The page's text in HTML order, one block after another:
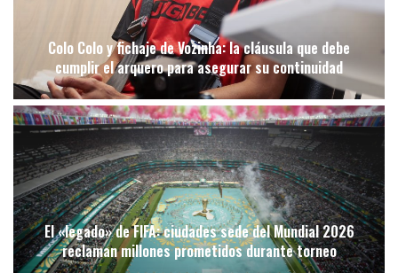
Colo Colo y fichaje de Vozinha: la cláusula que debe
cumplir el arquero para asegurar su continuidad
El «legado» de FIFA: ciudades sede del Mundial 2026
reclaman millones prometidos durante torneo